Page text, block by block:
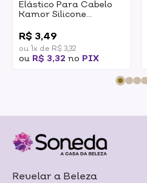
Elástico Para Cabelo
Kamor Silicone
Com 20un
R$ 3,49
ou 1x de R$ 3,32
ou R$ 3,32 no PIX
Revelar a Beleza